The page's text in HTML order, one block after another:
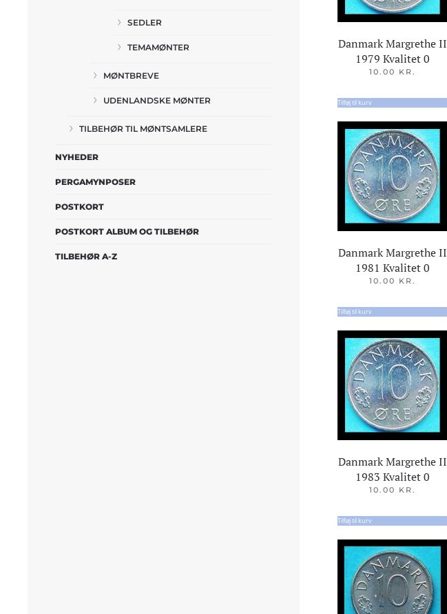
SEDLER
TEMAMØNTER
MØNTBREVE
UDENLANDSKE MØNTER
TILBEHØR TIL MØNTSAMLERE
NYHEDER
PERGAMYNPOSER
POSTKORT
POSTKORT ALBUM OG TILBEHØR
TILBEHØR A-Z
Danmark Margrethe II
1979 Kvalitet 0
10.00 KR.
Tilføj til kurv
Danmark Margrethe II
1981 Kvalitet 0
10.00 KR.
Tilføj til kurv
Danmark Margrethe II
1983 Kvalitet 0
10.00 KR.
Tilføj til kurv